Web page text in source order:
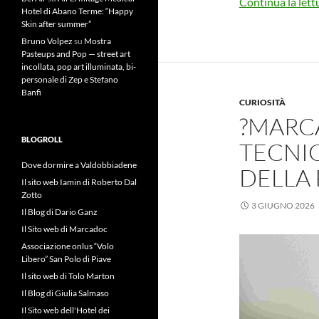
CURIOSITÀ
DELLA
3 GIUGNO 2026
Hotel di Abano Terme: “Happy
Skin after summer”
Bruno Volpez su Mostra
Pasteups and Pop — street art
incollata, pop art illuminata, bi-
personale di Zep e Stefano
Banfi
BLOGROLL
Dove dormire a Valdobbiadene
Il sito web Iamin di Roberto Dal
Zotto
Il Blog di Dario Ganz
Il Sito web di Marcadoc
Associazione onlus “Volo
Libero” San Polo di Piave
Il sito web di Tolo Marton
Il Blog di Giulia Salmaso
Il Sito web dell'Hotel dei